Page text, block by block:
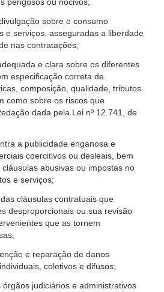
perigosos ou nocivos;
sobre o consumo
e serviços, asseguradas a liberdade
nas contratações;
e clara sobre os diferentes
especificação correta de
composição, qualidade, tributos
como sobre os riscos que
dada pela Lei nº 12.741, de
a publicidade enganosa e
coercitivos ou desleais, bem
abusivas ou impostas no
e serviços;
cláusulas contratuais que
desproporcionais ou sua revisão
que as tornem
e reparação de danos
coletivos e difusos;
órgãos judiciários e administrativos